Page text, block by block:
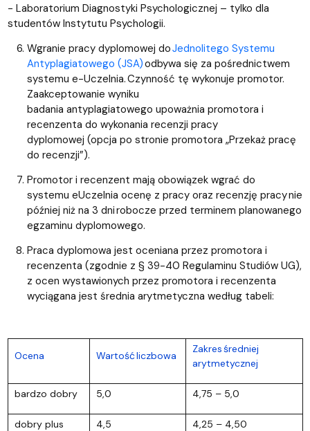
- Laboratorium Diagnostyki Psychologicznej – tylko dla
studentów Instytutu Psychologii.
Wgranie pracy dyplomowej doJednolitego Systemu
Antyplagiatowego (JSA)odbywa się za pośrednictwem
systemu e-Uczelnia. Czynność tę wykonuje promotor.
Zaakceptowanie wyniku
badania antyplagiatowego upoważnia promotora i
recenzenta do wykonania recenzji pracy
dyplomowej (opcja po stronie promotora „Przekaż pracę
do recenzji”).
Promotor i recenzent mają obowiązek wgrać do
systemu eUczelnia ocenę z pracy oraz recenzję pracy nie
później niż na 3 dni robocze przed terminem planowanego
egzaminu dyplomowego.
Praca dyplomowa jest oceniana przez promotora i
recenzenta (zgodnie z § 39-40 Regulaminu Studiów UG),
z ocen wystawionych przez promotora i recenzenta
wyciągana jest średnia arytmetyczna według tabeli:
Ocena Wartość liczbowa
Zakres średniej
arytmetycznej
bardzo dobry 5,0 4,75 – 5,0
dobry plus 4,5 4,25 – 4,50